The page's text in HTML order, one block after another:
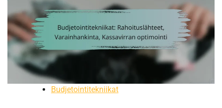
Budjetointitekniikat